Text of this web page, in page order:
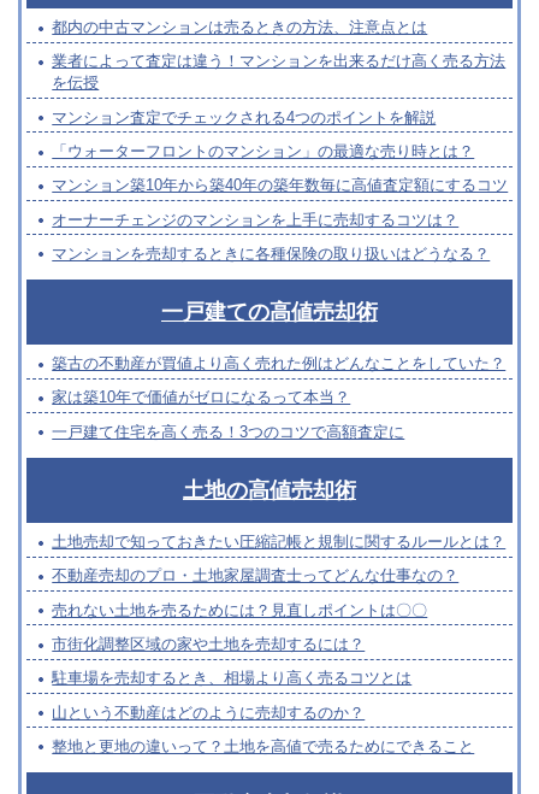
都内の中古マンションは売るときの方法、注意点とは
業者によって査定は違う！マンションを出来るだけ高く売る方法
を伝授
マンション査定でチェックされる4つのポイントを解説
「ウォーターフロントのマンション」の最適な売り時とは？
マンション築10年から築40年の築年数毎に高値査定額にするコツ
オーナーチェンジのマンションを上手に売却するコツは？
マンションを売却するときに各種保険の取り扱いはどうなる？
一戸建ての高値売却術
築古の不動産が買値より高く売れた例はどんなことをしていた？
家は築10年で価値がゼロになるって本当？
一戸建て住宅を高く売る！3つのコツで高額査定に
土地の高値売却術
土地売却で知っておきたい圧縮記帳と規制に関するルールとは？
不動産売却のプロ・土地家屋調査士ってどんな仕事なの？
売れない土地を売るためには？見直しポイントは〇〇
市街化調整区域の家や土地を売却するには？
駐車場を売却するとき、相場より高く売るコツとは
山という不動産はどのように売却するのか？
整地と更地の違いって？土地を高値で売るためにできること